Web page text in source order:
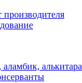
производителя
алькитара